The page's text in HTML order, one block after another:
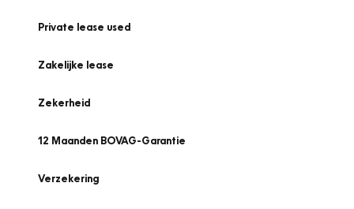
Private lease used
Zakelijke lease
Zekerheid
12 Maanden BOVAG-Garantie
Verzekering